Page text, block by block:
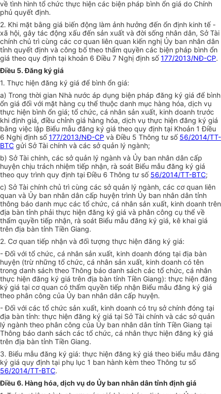
về tình hình tổ chức thực hiện các biện pháp bình ổn giá do Chính
phủ quyết định.
2. Khi mặt bằng giá biến động làm ảnh hưởng đến ổn định kinh tế -
xã hội, gây tác động xấu đến sản xuất và đời sống nhân dân, Sở Tài
chính chủ trì cùng các cơ quan liên quan kiến nghị Ủy ban nhân dân
tỉnh quyết định và công bố theo thẩm quyền các biện pháp bình ổn
giá theo quy định tại khoản 6 Điều 7 Nghị định số177/2013/NĐ-CP.
Điều 5. Đăng ký giá
1. Thực hiện đăng ký giá để bình ổn giá:
a) Trong thời gian Nhà nước áp dụng biện pháp đăng ký giá để bình
ổn giá đối với mặt hàng cụ thể thuộc danh mục hàng hóa, dịch vụ
thực hiện bình ổn giá; tổ chức, cá nhân sản xuất, kinh doanh trước
khi định giá, điều chỉnh giá hàng hóa, dịch vụ thực hiện đăng ký giá
bằng việc lập Biểu mẫu đăng ký giá theo quy định tại Khoản 1 Điều
6 Nghị định số177/2013/NĐ-CP và Điều 5 Thông tư số 56/2014/TT-
BTC gửi Sở Tài chính và các sở quản lý ngành;
b) Sở Tài chính, các sở quản lý ngành và Ủy ban nhân dân cấp
huyện chịu trách nhiệm tiếp nhận, rà soát Biểu mẫu đăng ký giá
theo quy trình quy định tại Điều 6 Thông tư số 56/2014/TT-BTC;
c) Sở Tài chính chủ trì cùng các sở quản lý ngành, các cơ quan liên
quan và Ủy ban nhân dân cấp huyện trình Ủy ban nhân dân tỉnh
thông báo danh mục các tổ chức, cá nhân sản xuất, kinh doanh trên
địa bàn tỉnh phải thực hiện đăng ký giá và phân công cụ thể về
thẩm quyền tiếp nhận, rà soát Biểu mẫu đăng ký giá, kê khai giá
trên địa bàn tỉnh Tiền Giang.
2. Cơ quan tiếp nhận và đối tượng thực hiện đăng ký giá:
- Đối với tổ chức, cá nhân sản xuất, kinh doanh đóng tại địa bàn
huyện (trừ những tổ chức, cá nhân sản xuất, kinh doanh có tên
trong danh sách theo Thông báo danh sách các tổ chức, cá nhân
thực hiện đăng ký giá trên địa bàn tỉnh Tiền Giang): thực hiện đăng
ký giá tại cơ quan có thẩm quyền tiếp nhận Biểu mẫu đăng ký giá
theo phân công của Ủy ban nhân dân cấp huyện.
- Đối với các tổ chức sản xuất, kinh doanh có trụ sở chính đóng tại
địa bàn tỉnh: thực hiện đăng ký giá tại Sở Tài chính và các sở quản
lý ngành theo phân công của Ủy ban nhân dân tỉnh Tiền Giang tại
Thông báo danh sách các tổ chức, cá nhân thực hiện đăng ký giá
trên địa bàn tỉnh Tiền Giang.
3. Biểu mẫu đăng ký giá: thực hiện đăng ký giá theo biểu mẫu đăng
ký giá quy định tại phụ lục 1 ban hành kèm theo Thông tư số
56/2014/TT-BTC.
Điều 6. Hàng hóa, dịch vụ do Ủy ban nhân dân tỉnh định giá